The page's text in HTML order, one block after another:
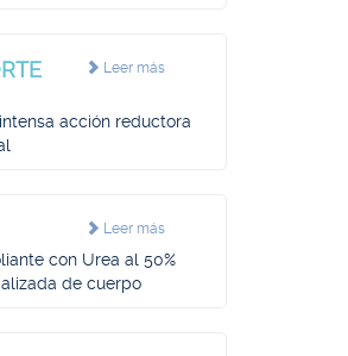
Leer más
acción reductora
Leer más
con Urea al 50%
de cuerpo